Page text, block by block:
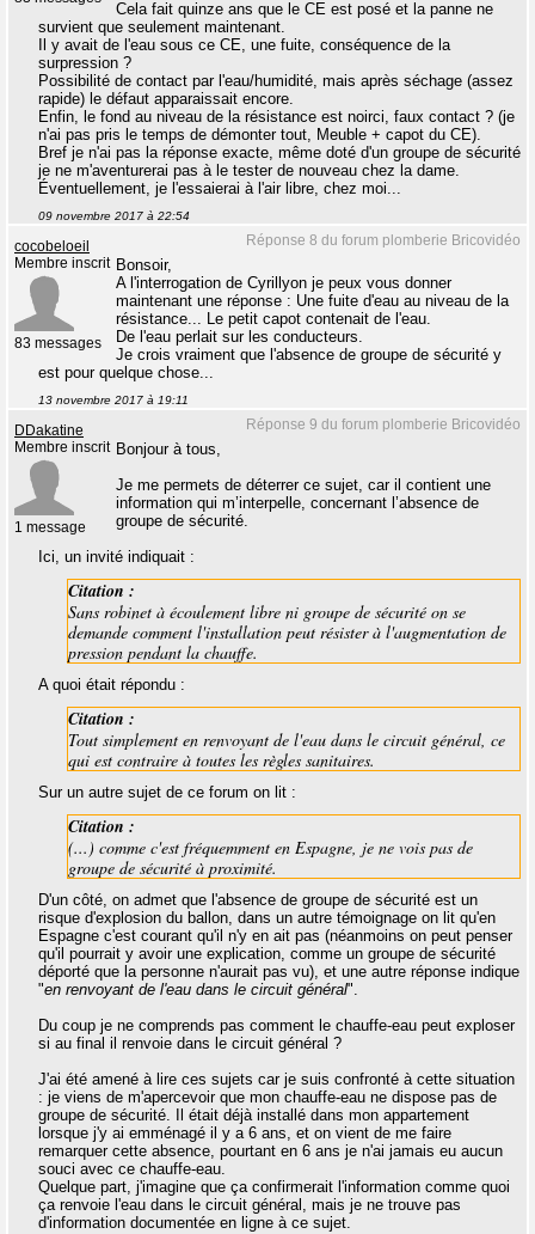
Cela fait quinze ans que le CE est posé et la panne ne
survient que seulement maintenant.
Il y avait de l'eau sous ce CE, une fuite, conséquence de la
surpression ?
Possibilité de contact par l'eau/humidité, mais après séchage (assez
rapide) le défaut apparaissait encore.
Enfin, le fond au niveau de la résistance est noirci, faux contact ? (je
n'ai pas pris le temps de démonter tout, Meuble + capot du CE).
Bref je n'ai pas la réponse exacte, même doté d'un groupe de sécurité
je ne m'aventurerai pas à le tester de nouveau chez la dame.
Éventuellement, je l'essaierai à l'air libre, chez moi...
09 novembre 2017 à 22:54
Réponse 8 du forum plomberie Bricovidéo
cocobeloeil
Membre inscrit
83 messages
Bonsoir,
A l'interrogation de Cyrillyon je peux vous donner
maintenant une réponse : Une fuite d'eau au niveau de la
résistance... Le petit capot contenait de l'eau.
De l'eau perlait sur les conducteurs.
Je crois vraiment que l'absence de groupe de sécurité y
est pour quelque chose...
13 novembre 2017 à 19:11
Réponse 9 du forum plomberie Bricovidéo
DDakatine
Membre inscrit
1 message
Bonjour à tous,
Je me permets de déterrer ce sujet, car il contient une
information qui m’interpelle, concernant l’absence de
groupe de sécurité.
Ici, un invité indiquait :
Citation :
Sans robinet à écoulement libre ni groupe de sécurité on se
demande comment l'installation peut résister à l'augmentation de
pression pendant la chauffe.
A quoi était répondu :
Citation :
Tout simplement en renvoyant de l'eau dans le circuit général, ce
qui est contraire à toutes les règles sanitaires.
Sur un autre sujet de ce forum on lit :
Citation :
(...) comme c'est fréquemment en Espagne, je ne vois pas de
groupe de sécurité à proximité.
D'un côté, on admet que l'absence de groupe de sécurité est un
risque d'explosion du ballon, dans un autre témoignage on lit qu'en
Espagne c'est courant qu'il n'y en ait pas (néanmoins on peut penser
qu'il pourrait y avoir une explication, comme un groupe de sécurité
déporté que la personne n'aurait pas vu), et une autre réponse indique
"en renvoyant de l'eau dans le circuit général".
Du coup je ne comprends pas comment le chauffe-eau peut exploser
si au final il renvoie dans le circuit général ?
J'ai été amené à lire ces sujets car je suis confronté à cette situation
: je viens de m'apercevoir que mon chauffe-eau ne dispose pas de
groupe de sécurité. Il était déjà installé dans mon appartement
lorsque j'y ai emménagé il y a 6 ans, et on vient de me faire
remarquer cette absence, pourtant en 6 ans je n'ai jamais eu aucun
souci avec ce chauffe-eau.
Quelque part, j'imagine que ça confirmerait l'information comme quoi
ça renvoie l'eau dans le circuit général, mais je ne trouve pas
d'information documentée en ligne à ce sujet.